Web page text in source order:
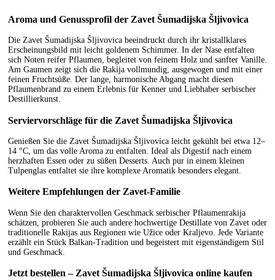
Aroma und Genussprofil der Zavet Šumadijska Šljivovica
Die Zavet Šumadijska Šljivovica beeindruckt durch ihr kristallklares
Erscheinungsbild mit leicht goldenem Schimmer. In der Nase entfalten
sich Noten reifer Pflaumen, begleitet von feinem Holz und sanfter Vanille.
Am Gaumen zeigt sich die Rakija vollmundig, ausgewogen und mit einer
feinen Fruchtsüße. Der lange, harmonische Abgang macht diesen
Pflaumenbrand zu einem Erlebnis für Kenner und Liebhaber serbischer
Destillierkunst.
Serviervorschläge für die Zavet Šumadijska Šljivovica
Genießen Sie die Zavet Šumadijska Šljivovica leicht gekühlt bei etwa 12–
14 °C, um das volle Aroma zu entfalten. Ideal als Digestif nach einem
herzhaften Essen oder zu süßen Desserts. Auch pur in einem kleinen
Tulpenglas entfaltet sie ihre komplexe Aromatik besonders elegant.
Weitere Empfehlungen der Zavet-Familie
Wenn Sie den charaktervollen Geschmack serbischer Pflaumenrakija
schätzen, probieren Sie auch andere hochwertige Destillate von Zavet oder
traditionelle Rakijas aus Regionen wie Užice oder Kraljevo. Jede Variante
erzählt ein Stück Balkan-Tradition und begeistert mit eigenständigem Stil
und Geschmack.
Jetzt bestellen – Zavet Šumadijska Šljivovica online kaufen